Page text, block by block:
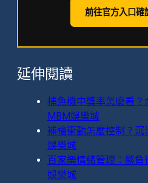
前往官方入口確
延伸閱讀
捕魚機中獎率怎麼看？
MBM娛樂城
補槍衝動怎麼控制？
娛樂城
百家樂情緒管理：勝
娛樂城